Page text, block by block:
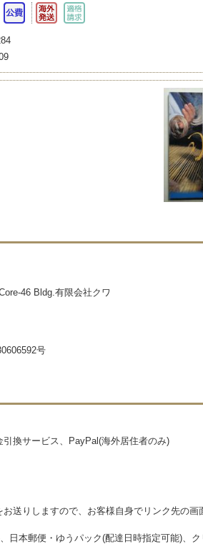
46 Bldg.有限会社クワ
号
換サービス、PayPal(海外居住者のみ)
りしますので、お客様自身でリンク先の画
本郵便・ゆうパック(配達日時指定可能)、ク